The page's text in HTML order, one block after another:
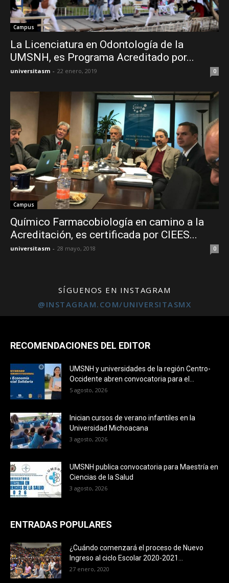
Campus
La Licenciatura en Odontología de la
UMSNH, es Programa Acreditado por...
universitasm - 22 enero, 2019 0
Campus
Químico Farmacobiología en camino a la
Acreditación, es certificada por CIEES...
universitasm - 28 mayo, 2018 0
SÍGUENOS EN INSTAGRAM
@INSTAGRAM.COM/UNIVERSITASMX
RECOMENDACIONES DEL EDITOR
UMSNH y universidades de la región Centro-
Occidente abren convocatoria para el...
5 agosto, 2026
Inician cursos de verano infantiles en la
Universidad Michoacana
3 agosto, 2026
UMSNH publica convocatoria para Maestría en
Ciencias de la Salud
3 agosto, 2026
ENTRADAS POPULARES
¿Cuándo comenzará el proceso de Nuevo
Ingreso al ciclo Escolar 2020-2021...
27 enero, 2020